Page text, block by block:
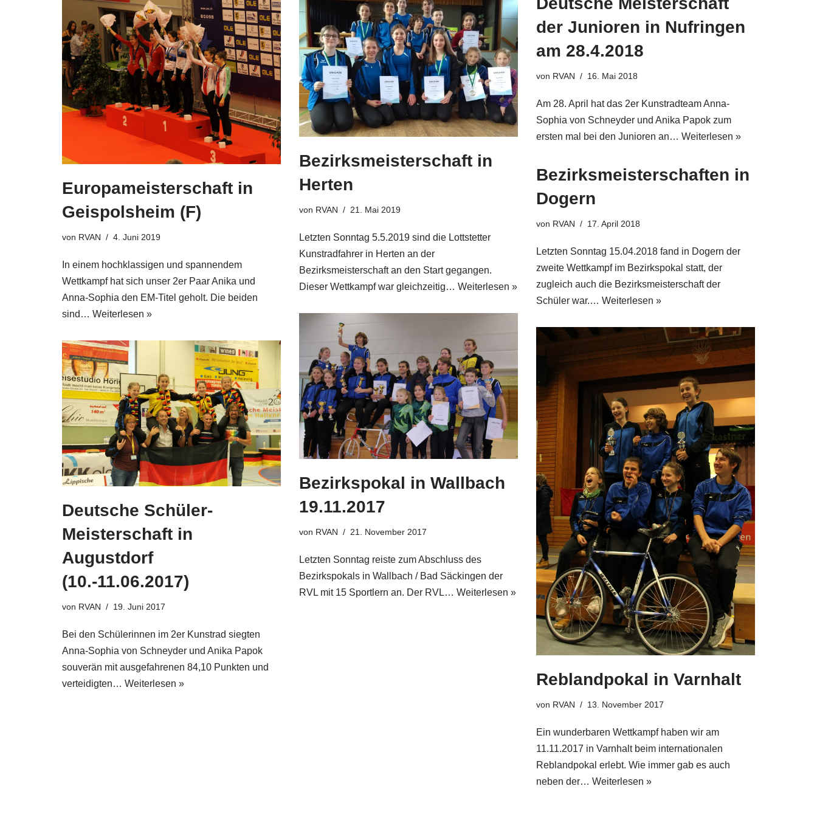
Europameisterschaft in
Geispolsheim (F)
von RVAN 4. Juni 2019
In einem hochklassigen und spannendem
Wettkampf hat sich unser 2er Paar Anika und
Anna-Sophia den EM-Titel geholt. Die beiden
sind… Weiterlesen »
Bezirksmeisterschaft in
Herten
von RVAN 21. Mai 2019
Letzten Sonntag 5.5.2019 sind die Lottstetter
Kunstradfahrer in Herten an der
Bezirksmeisterschaft an den Start gegangen.
Dieser Wettkampf war gleichzeitig… Weiterlesen »
der Junioren in Nufringen
am 28.4.2018
von RVAN 16. Mai 2018
Am 28. April hat das 2er Kunstradteam Anna-
Sophia von Schneyder und Anika Papok zum
ersten mal bei den Junioren an… Weiterlesen »
Bezirksmeisterschaften in
Dogern
von RVAN 17. April 2018
Letzten Sonntag 15.04.2018 fand in Dogern der
zweite Wettkampf im Bezirkspokal statt, der
zugleich auch die Bezirksmeisterschaft der
Schüler war.… Weiterlesen »
Bezirkspokal in Wallbach
19.11.2017
von RVAN 21. November 2017
Letzten Sonntag reiste zum Abschluss des
Bezirkspokals in Wallbach / Bad Säckingen der
RVL mit 15 Sportlern an. Der RVL… Weiterlesen »
Reblandpokal in Varnhalt
von RVAN 13. November 2017
Ein wunderbaren Wettkampf haben wir am
11.11.2017 in Varnhalt beim internationalen
Reblandpokal erlebt. Wie immer gab es auch
neben der… Weiterlesen »
Deutsche Schüler-
Meisterschaft in
Augustdorf
(10.-11.06.2017)
von RVAN 19. Juni 2017
Bei den Schülerinnen im 2er Kunstrad siegten
Anna-Sophia von Schneyder und Anika Papok
souverän mit ausgefahrenen 84,10 Punkten und
verteidigten… Weiterlesen »